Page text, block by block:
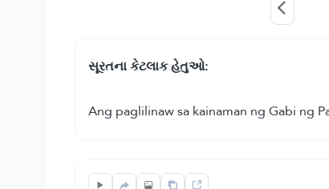
સૂરતના કેટલાક હેતુઓ:
Ang paglilinaw sa kainaman ng Gabi ng